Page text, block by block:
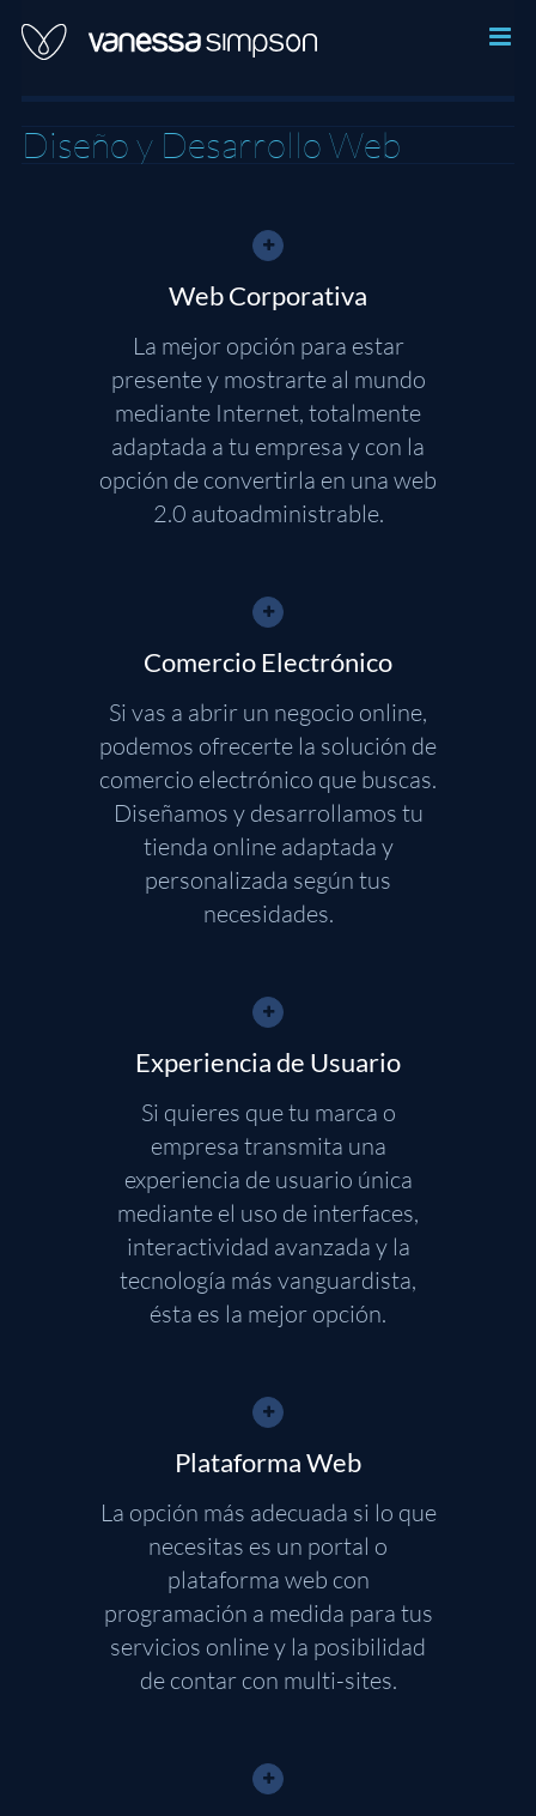
Skip
Diseño y Desarrollo Web
Web Corporativa
La mejor opción para estar
presente y mostrarte al mundo
mediante Internet, totalmente
adaptada a tu empresa y con la
opción de convertirla en una web
2.0 autoadministrable.
Comercio Electrónico
Si vas a abrir un negocio online,
podemos ofrecerte la solución de
comercio electrónico que buscas.
Diseñamos y desarrollamos tu
tienda online adaptada y
personalizada según tus
necesidades.
Experiencia de Usuario
Si quieres que tu marca o
empresa transmita una
experiencia de usuario única
mediante el uso de interfaces,
interactividad avanzada y la
tecnología más vanguardista,
ésta es la mejor opción.
Plataforma Web
La opción más adecuada si lo que
necesitas es un portal o
plataforma web con
programación a medida para tus
servicios online y la posibilidad
de contar con multi-sites.